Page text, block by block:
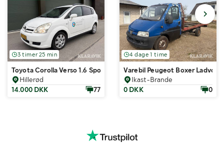
3 timer 25 min
Toyota Corolla Verso 1.6 Sports Van
Hillerød
14.000 DKK
77
4 dage 1 time
Varebil Peugeot Boxer Ladvogn
Ikast-Brande
0 DKK
0